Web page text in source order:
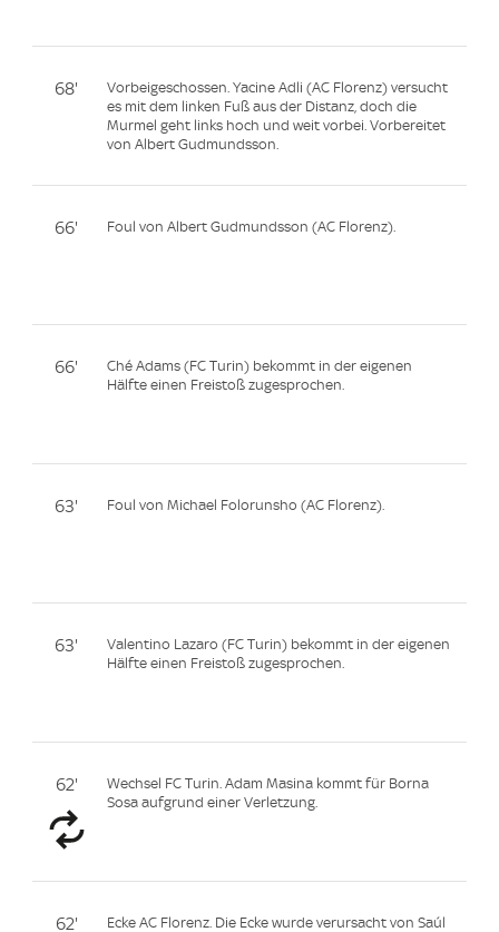
68'
Vorbeigeschossen. Yacine Adli (AC Florenz) versucht
es mit dem linken Fuß aus der Distanz, doch die
Murmel geht links hoch und weit vorbei. Vorbereitet
von Albert Gudmundsson.
66' Foul von Albert Gudmundsson (AC Florenz).
66'
Ché Adams (FC Turin) bekommt in der eigenen
Hälfte einen Freistoß zugesprochen.
63' Foul von Michael Folorunsho (AC Florenz).
63'
Valentino Lazaro (FC Turin) bekommt in der eigenen
Hälfte einen Freistoß zugesprochen.
62'
Wechsel FC Turin. Adam Masina kommt für Borna
Sosa aufgrund einer Verletzung.
62' Ecke AC Florenz. Die Ecke wurde verursacht von Saúl